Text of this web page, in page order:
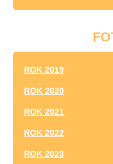
ROK 2019
ROK 2020
ROK 2021
ROK 2022
ROK 2023